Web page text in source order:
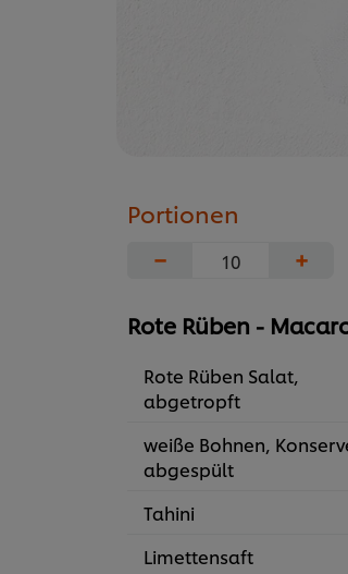
Portionen
−
+
Rote Rüben -
Rote Rüben Salat,
abgetropft
weiße Bohnen,
abgespült
Tahini
Limettensaft